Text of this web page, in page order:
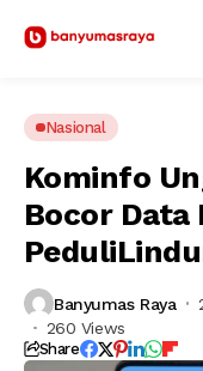
Nasional
Kominfo
Bocor Data
Banyumas Raya
260 Views
Share